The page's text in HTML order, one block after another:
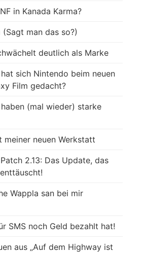
in Kanada Karma?
man das so?)
deutlich als Marke
sich Nintendo beim neuen
Film gedacht?
(mal wieder) starke
meiner neuen Werkstatt
2.13: Das Update, das
Wappla san bei mir
SMS noch Geld bezahlt hat!
aus „Auf dem Highway ist